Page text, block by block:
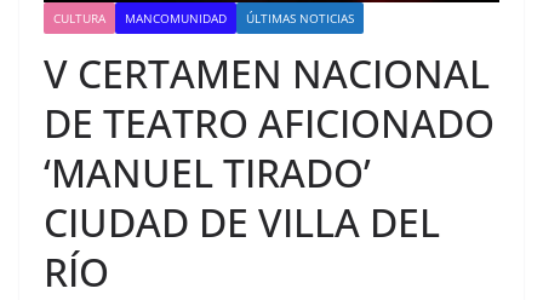
CULTURA MANCOMUNIDAD ÚLTIMAS NOTICIAS
V CERTAMEN NACIONAL
DE TEATRO AFICIONADO
‘MANUEL TIRADO’
CIUDAD DE VILLA DEL
RÍO